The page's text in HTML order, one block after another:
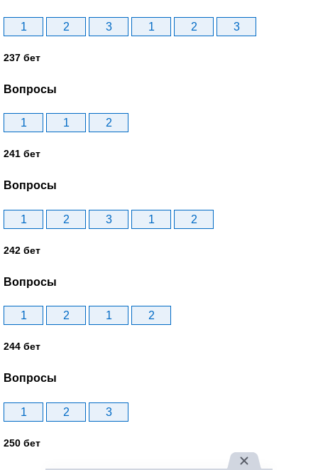
1 2 3 1 2 3
237 бет
Вопросы
1 1 2
241 бет
Вопросы
1 2 3 1 2
242 бет
Вопросы
1 2 1 2
244 бет
Вопросы
1 2 3
250 бет